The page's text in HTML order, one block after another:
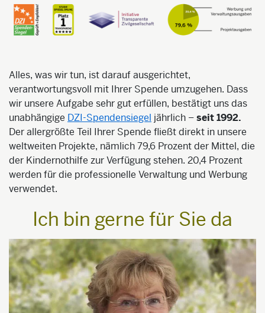
Alles, was wir tun, ist darauf ausgerichtet,
verantwortungsvoll mit Ihrer Spende umzugehen. Dass
wir unsere Aufgabe sehr gut erfüllen, bestätigt uns das
unabhängige DZI-Spendensiegel jährlich –seit 1992.
Der allergrößte Teil Ihrer Spende fließt direkt in unsere
weltweiten Projekte, nämlich 79,6 Prozent der Mittel, die
der Kindernothilfe zur Verfügung stehen. 20,4 Prozent
werden für die professionelle Verwaltung und Werbung
verwendet.
Ich bin gerne für Sie da